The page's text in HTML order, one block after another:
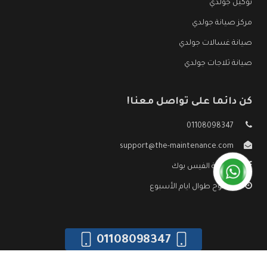
توكيل جولدي
مركز صيانة جولدي
صيانة غسالات جولدي
صيانة ثلاجات جولدي
كن دائما على تواصل معنا!
01108098347
support@the-maintenance.com
صفحة الفيس بوك
مفتوح طوال ايام الأسبوع
01108098347